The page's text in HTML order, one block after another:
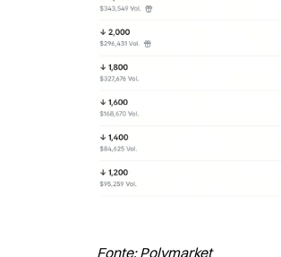
Fonte: Polymarket